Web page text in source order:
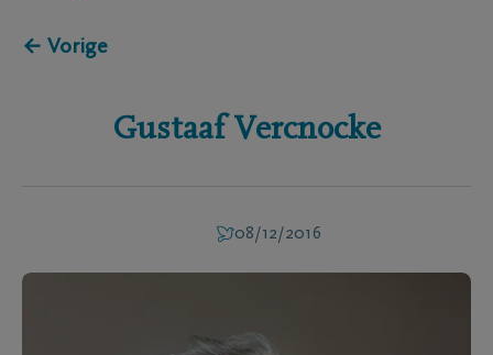
← Vorige
Gustaaf Vercnocke
08/12/2016